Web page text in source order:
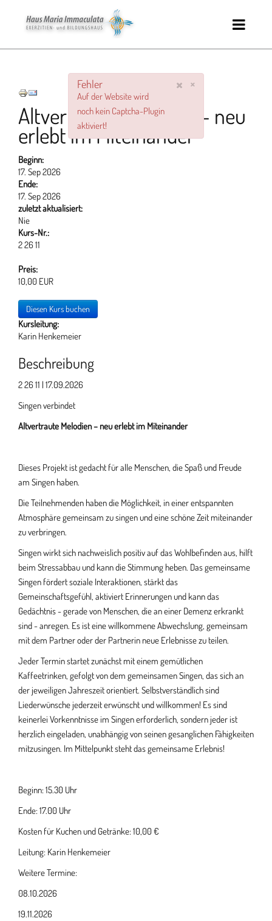
×
Fehler
Auf der Website wird
noch kein Captcha-Plugin
aktiviert!
Altvertraute Melodien – neu
erlebt im Miteinander
Beginn:
17. Sep 2026
Ende:
17. Sep 2026
zuletzt aktualisiert:
Nie
Kurs-Nr.:
2 26 11
Preis:
10,00 EUR
Diesen Kurs buchen
Kursleitung:
Karin Henkemeier
Beschreibung
2 26 11 | 17.09.2026
Singen verbindet
Altvertraute Melodien – neu erlebt im Miteinander
Dieses Projekt ist gedacht für alle Menschen, die Spaß und Freude
am Singen haben.
Die Teilnehmenden haben die Möglichkeit, in einer entspannten
Atmosphäre gemeinsam zu singen und eine schöne Zeit miteinander
zu verbringen.
Singen wirkt sich nachweislich positiv auf das Wohlbefinden aus, hilft
beim Stressabbau und kann die Stimmung heben. Das gemeinsame
Singen fördert soziale Interaktionen, stärkt das
Gemeinschaftsgefühl, aktiviert Erinnerungen und kann das
Gedächtnis - gerade von Menschen, die an einer Demenz erkrankt
sind - anregen. Es ist eine willkommene Abwechslung, gemeinsam
mit dem Partner oder der Partnerin neue Erlebnisse zu teilen.
Jeder Termin startet zunächst mit einem gemütlichen
Kaffeetrinken, gefolgt von dem gemeinsamen Singen, das sich an
der jeweiligen Jahreszeit orientiert. Selbstverständlich sind
Liederwünsche jederzeit erwünscht und willkommen! Es sind
keinerlei Vorkenntnisse im Singen erforderlich, sondern jeder ist
herzlich eingeladen, unabhängig von seinen gesanglichen Fähigkeiten
mitzusingen. Im Mittelpunkt steht das gemeinsame Erlebnis!
Beginn: 15.30 Uhr
Ende: 17.00 Uhr
Kosten für Kuchen und Getränke: 10,00 €
Leitung: Karin Henkemeier
Weitere Termine:
08.10.2026
19.11.2026